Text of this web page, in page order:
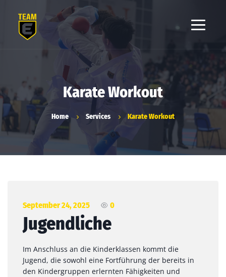
Karate Workout
Home Services Karate Workout
September 24, 2025 0
Jugendliche
Im Anschluss an die Kinderklassen kommt die
Jugend, die sowohl eine Fortführung der bereits in
den Kindergruppen erlernten Fähigkeiten und